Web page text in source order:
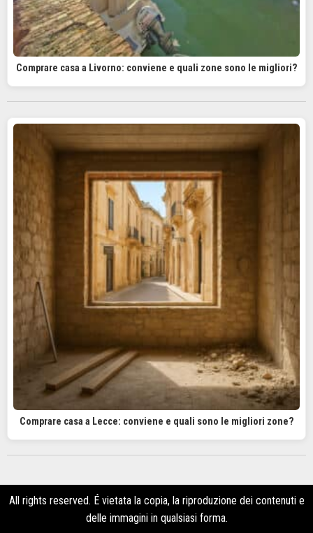
Comprare casa a Livorno: conviene e quali zone sono le migliori?
Comprare casa a Lecce: conviene e quali sono le migliori zone?
All rights reserved. É vietata la copia, la riproduzione dei contenuti e
delle immagini in qualsiasi forma.